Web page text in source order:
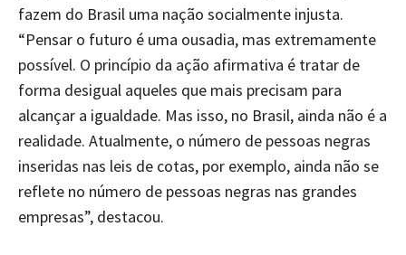
fazem do Brasil uma nação socialmente injusta.
“Pensar o futuro é uma ousadia, mas extremamente
possível. O princípio da ação afirmativa é tratar de
forma desigual aqueles que mais precisam para
alcançar a igualdade. Mas isso, no Brasil, ainda não é a
realidade. Atualmente, o número de pessoas negras
inseridas nas leis de cotas, por exemplo, ainda não se
reflete no número de pessoas negras nas grandes
empresas”, destacou.